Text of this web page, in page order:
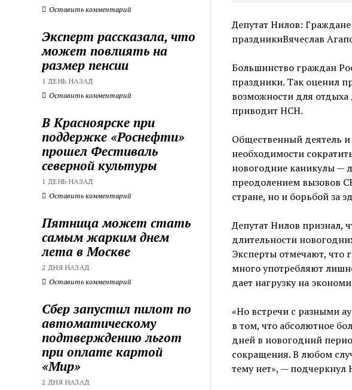
Оставить комментарий
Эксперт рассказала, что
может повлиять на
размер пенсии
1 ДЕНЬ НАЗАД
Оставить комментарий
В Красноярске при
поддержке «Роснефти»
прошел Фестиваль
северной культуры
1 ДЕНЬ НАЗАД
Оставить комментарий
Пятница может стать
самым жарким днем
лета в Москве
2 ДНЯ НАЗАД
Оставить комментарий
Сбер запустил пилот по
автоматическому
подтверждению льгот
при оплате картой
«Мир»
2 ДНЯ НАЗАД
Депутат Нилов:
праздникиВячеслав
Большинство граждан
праздники. Так оценил
возможности для отдыха
приводит НСН.
Общественный деятель
необходимости
новогодние каникулы —
преодолением вызовов
стране, но и борьбой за
Депутат Нилов признал,
длительности
Эксперты отмечают, что
много употребляют
дает нагрузку на
«Но встречи с разными
в том, что абсолютное
дней в новогодний
сокращения. В любом
тему нет», — подчеркнул